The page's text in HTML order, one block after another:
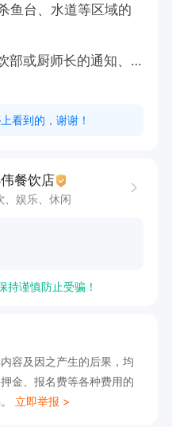
鱼台、水道等区域的
或厨师长的通知、
杀鱼类和片鱼技能，
上看到的，谢谢！
餐饮店
、娱乐、休闲
持谨慎防止受骗！
容及因之产生的后果，均
金、报名费等各种费用的
立即举报 >